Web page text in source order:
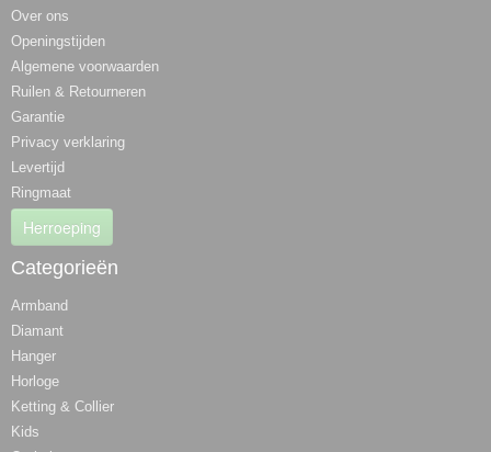
Over ons
Openingstijden
Algemene voorwaarden
Ruilen & Retourneren
Garantie
Privacy verklaring
Levertijd
Ringmaat
Herroeping
Categorieën
Armband
Diamant
Hanger
Horloge
Ketting & Collier
Kids